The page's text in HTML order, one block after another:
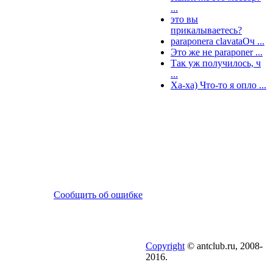
Сообщить об ошибке
...
это вы
прикалываетесь?
paraponera clavataОч ...
Это же не paraponer ...
Так уж получилось, ч
...
Ха-ха) Что-то я опло ...
Copyright © antclub.ru, 2008-
2016.